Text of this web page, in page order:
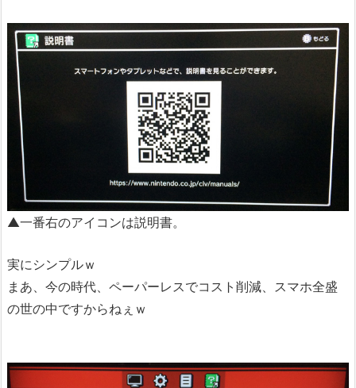
▲一番右のアイコンは説明書。
実にシンプルｗ
まあ、今の時代、ペーパーレスでコスト削減、スマホ全盛
の世の中ですからねぇｗ